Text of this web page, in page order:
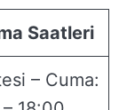
Saatleri
– Cuma: